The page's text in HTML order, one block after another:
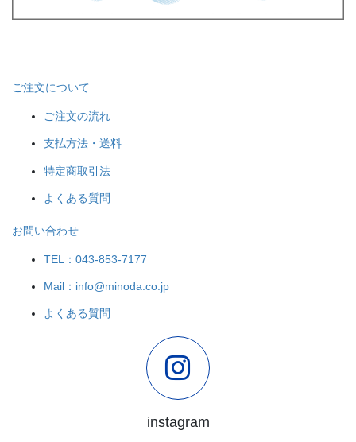
ご注文について
ご注文の流れ
支払方法・送料
特定商取引法
よくある質問
お問い合わせ
TEL：043-853-7177
Mail：info@minoda.co.jp
よくある質問
instagram